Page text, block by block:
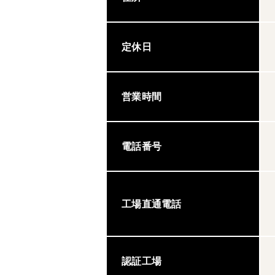
定休日
営業時間
電話番号
工場直通電話
認証工場